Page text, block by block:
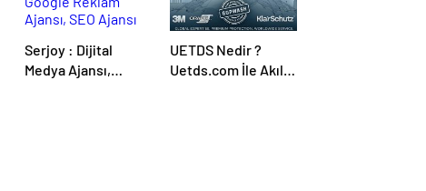
Serjoy : Dijital
Medya Ajansı,
UETDS Nedir ?
Uetds.com İle Akıllı